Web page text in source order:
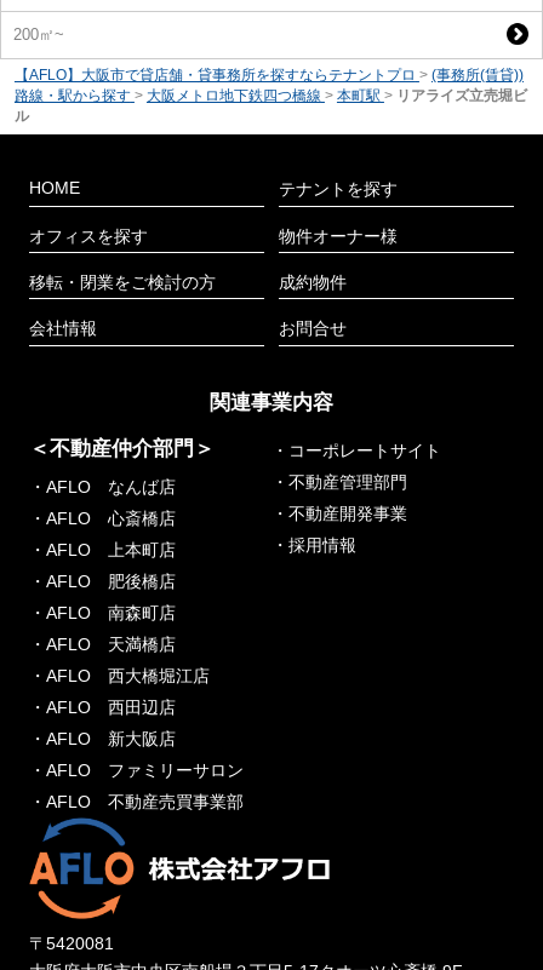
200㎡~
【AFLO】大阪市で貸店舗・貸事務所を探すならテナントプロ > (事務所(賃貸))
路線・駅から探す > 大阪メトロ地下鉄四つ橋線 > 本町駅 > リアライズ立売堀ビ
ル
HOME
オフィスを探す
移転・閉業をご検討の方
会社情報
テナントを探す
物件オーナー様
成約物件
お問合せ
関連事業内容
＜不動産仲介部門＞
・AFLO なんば店
・AFLO 心斎橋店
・AFLO 上本町店
・AFLO 肥後橋店
・AFLO 南森町店
・AFLO 天満橋店
・AFLO 西大橋堀江店
・AFLO 西田辺店
・AFLO 新大阪店
・AFLO ファミリーサロン
・AFLO 不動産売買事業部
・コーポレートサイト
・不動産管理部門
・不動産開発事業
・採用情報
〒5420081